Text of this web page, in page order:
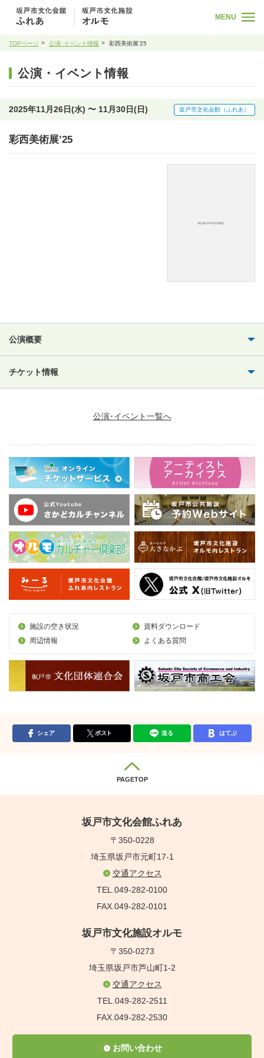
MENU
TOPページ 公演･イベント情報 彩西美術展’25
公演・イベント情報
2025年11月26日(水) 〜 11月30日(日) 坂戸市文化会館（ふれあ）
彩西美術展’25
公演概要
チケット情報
公演･イベント一覧へ
施設の空き状況
資料ダウンロード
周辺情報
よくある質問
シェア ポスト 送る はてぶ
PAGETOP
坂戸市文化会館ふれあ
〒350-0228
埼玉県坂戸市元町17-1
交通アクセス
TEL.049-282-0100
FAX.049-282-0101
坂戸市文化施設オルモ
〒350-0273
埼玉県坂戸市芦山町1-2
交通アクセス
TEL.049-282-2511
FAX.049-282-2530
お問い合わせ